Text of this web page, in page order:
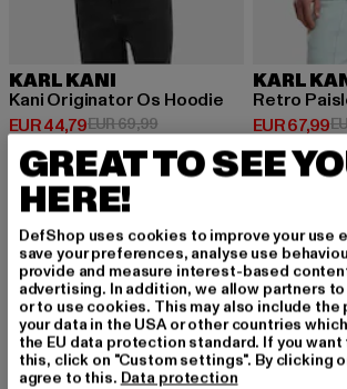
KARL KANI
Kani Originator Os Hoodie
EUR 44,79
Huidige prijs: EUR 44,79
EUR 69,99Actieprijs: EUR 69,99
KARL
Retro
EUR 67,99
Huidige prijs:
-13%
GREAT TO SEE
HERE!
DefShop uses cookies to improve your use
save your preferences, analyse use
provide and measure interest-based
advertising. In addition, we allow partners
or to use cookies. This may also include
your data in the USA or other countries
the EU data protection standard. If you want
this, click on "Custom settings". By clicking
agree to this. Data protection